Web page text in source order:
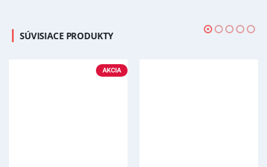
SÚVISIACE PRODUKTY
AKCIA